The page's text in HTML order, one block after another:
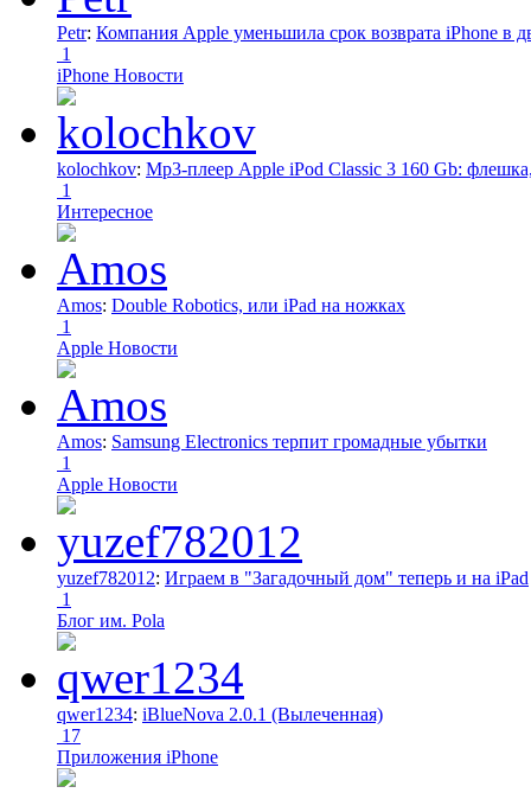
Petr: Компания Apple уменьшила срок возврата iPhone в
1
iPhone Новости
kolochkov: Mp3-плеер Apple iPod Classic 3 160 Gb:
1
Интересное
Amos: Double Robotics, или iPad на ножках
1
Apple Новости
Amos: Samsung Electronics терпит громадные убытки
1
Apple Новости
yuzef782012: Играем в "Загадочный дом" теперь и на iPad
1
Блог им. Pola
qwer1234: iBlueNova 2.0.1 (Вылеченная)
17
Приложения iPhone